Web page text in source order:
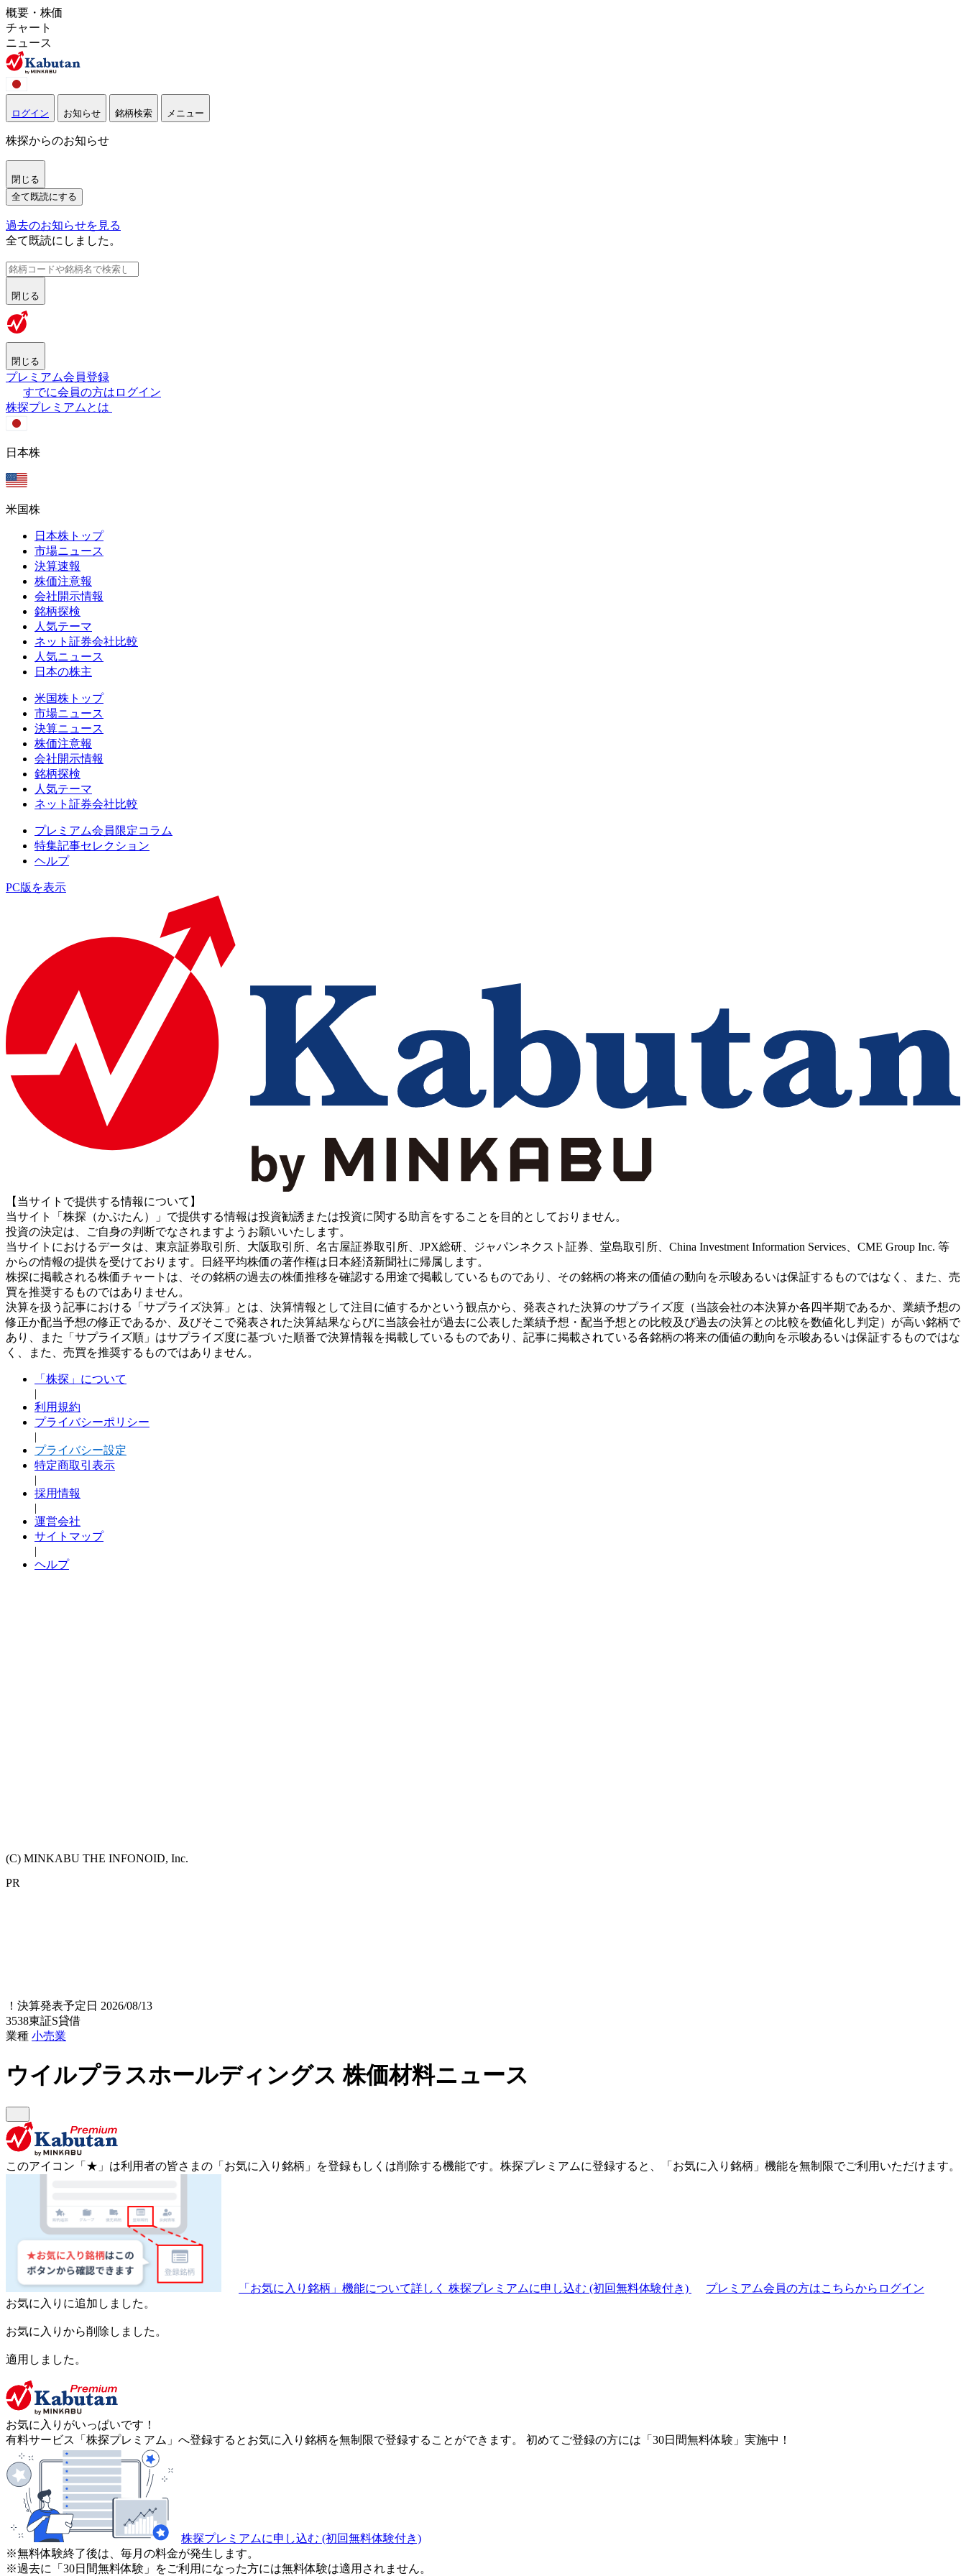
概要・株価
チャート
ニュース
ログイン お知らせ 銘柄検索 メニュー
株探からのお知らせ
閉じる
全て既読にする
過去のお知らせを見る
全て既読にしました。
閉じる
閉じる
プレミアム会員登録
すでに会員の方はログイン
株探プレミアムとは
日本株
米国株
日本株トップ
市場ニュース
決算速報
株価注意報
会社開示情報
銘柄探検
人気テーマ
ネット証券会社比較
人気ニュース
日本の株主
米国株トップ
市場ニュース
決算ニュース
株価注意報
会社開示情報
銘柄探検
人気テーマ
ネット証券会社比較
プレミアム会員限定コラム
特集記事セレクション
ヘルプ
PC版を表示
【当サイトで提供する情報について】
当サイト「株探（かぶたん）」で提供する情報は投資勧誘または投資に関する助言をすることを目的としておりません。
投資の決定は、ご自身の判断でなされますようお願いいたします。
当サイトにおけるデータは、東京証券取引所、大阪取引所、名古屋証券取引所、JPX総研、ジャパンネクスト証券、堂島取引所、China Investment Information Services、CME Group Inc. 等
からの情報の提供を受けております。日経平均株価の著作権は日本経済新聞社に帰属します。
株探に掲載される株価チャートは、その銘柄の過去の株価推移を確認する用途で掲載しているものであり、その銘柄の将来の価値の動向を示唆あるいは保証するものではなく、また、売
買を推奨するものではありません。
決算を扱う記事における「サプライズ決算」とは、決算情報として注目に値するかという観点から、発表された決算のサプライズ度（当該会社の本決算か各四半期であるか、業績予想の
修正か配当予想の修正であるか、及びそこで発表された決算結果ならびに当該会社が過去に公表した業績予想・配当予想との比較及び過去の決算との比較を数値化し判定）が高い銘柄で
あり、また「サプライズ順」はサプライズ度に基づいた順番で決算情報を掲載しているものであり、記事に掲載されている各銘柄の将来の価値の動向を示唆あるいは保証するものではな
く、また、売買を推奨するものではありません。
「株探」について
|
利用規約
プライバシーポリシー
|
プライバシー設定
特定商取引表示
|
採用情報
|
運営会社
サイトマップ
|
ヘルプ
(C) MINKABU THE INFONOID, Inc.
PR
！ 決算発表予定日 2026/08/13
3538東証S貸借
業種 小売業
ウイルプラスホールディングス株価材料ニュース
このアイコン 「★」 は利用者の皆さまの 「お気に入り銘柄」を登録もしくは削除する機能です。 株探プレミアムに登録すると、「お気に入り銘柄」機能を無制限でご利用いただけます。
「お気に入り銘柄」機能について詳しく 株探プレミアムに申し込む (初回無料体験付き)
プレミアム会員の方はこちらからログイン
お気に入りに追加しました。
お気に入りから削除しました。
適用しました。
お気に入りがいっぱいです！
有料サービス「株探プレミアム」へ登録するとお気に入り銘柄を無制限で登録することができます。 初めてご登録の方には「30日間無料体験」実施中！
株探プレミアムに申し込む (初回無料体験付き)
※無料体験終了後は、毎月の料金が発生します。
※過去に「30日間無料体験」をご利用になった方には無料体験は適用されません。